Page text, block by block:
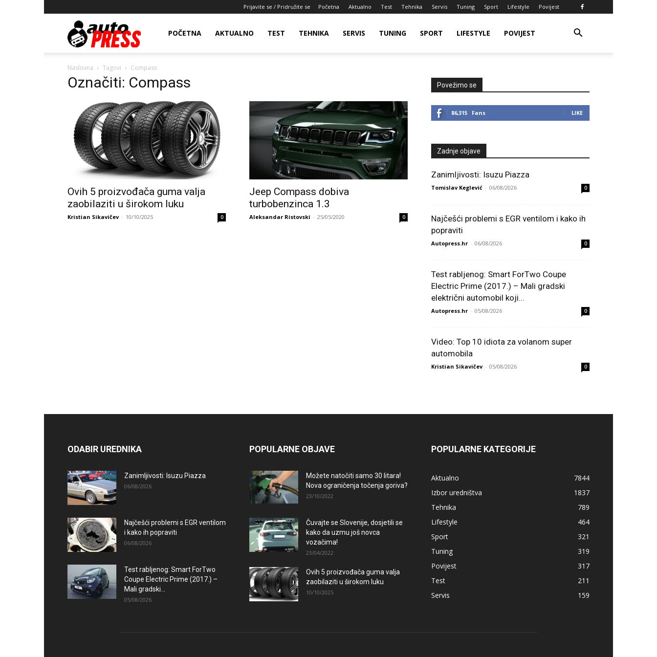
Prijavite se / Pridružite se Početna Aktualno Test Tehnika Servis Tuning Sport Lifestyle Povijest
AutopressHRPOČETNA AKTUALNO TEST TEHNIKA SERVIS TUNING SPORT LIFESTYLE POVIJEST
Naslovna Tagovi Compass
Označiti: Compass
Ovih 5 proizvođača guma valja
zaobilaziti u širokom luku
Kristian Sikavičev - 10/10/2025 0
Jeep Compass dobiva
turbobenzinca 1.3
Aleksandar Ristovski - 25/05/2020 0
Povežimo se
86,315 Fans LIKE
Zadnje objave
Zanimljivosti: Isuzu Piazza
Tomislav Keglević - 06/08/2026 0
Najčešći problemi s EGR ventilom i kako ih
popraviti
Autopress.hr - 06/08/2026 0
Test rabljenog: Smart ForTwo Coupe
Electric Prime (2017.) – Mali gradski
električni automobil koji...
Autopress.hr - 05/08/2026 0
Video: Top 10 idiota za volanom super
automobila
Kristian Sikavičev - 05/08/2026 0
ODABIR UREDNIKA
Zanimljivosti: Isuzu Piazza
06/08/2026
Najčešći problemi s EGR ventilom
i kako ih popraviti
06/08/2026
Test rabljenog: Smart ForTwo
Coupe Electric Prime (2017.) –
Mali gradski...
05/08/2026
POPULARNE OBJAVE
Možete natočiti samo 30 litara!
Nova ograničenja točenja goriva?
23/10/2022
Čuvajte se Slovenije, dosjetili se
kako da uzmu još novca
vozačima!
23/04/2022
Ovih 5 proizvođača guma valja
zaobilaziti u širokom luku
10/10/2025
POPULARNE KATEGORIJE
Aktualno
7844
Izbor uredništva
1837
Tehnika
789
Lifestyle
464
Sport
321
Tuning
319
Povijest
317
Test
211
Servis
159